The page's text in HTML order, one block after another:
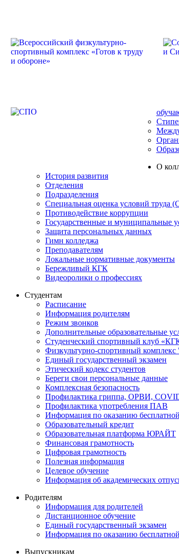
О
История развития
Отделения
Подразделения
Специальная оценка условий труда
Противодействие коррупции
Государственные и муниципальные
Защита персональных данных
Гимн колледжа
Преподавателям
Локальные нормативные документы
Бережливый КГК
Видеоролики о профессиях
Студентам
Расписание
Информация родителям
Режим звонков
Дополнительные образовательные
Студенческий спортивный клуб
Физкультурно-спортивный комплекс
Единый государственный экзамен
Этический кодекс студентов
Береги свои персональные данные
Комплексная безопасность
Профилактика гриппа, ОРВИ,
Профилактика употребления ПАВ
Информация по оказанию
Образовательный кредит
Образовательная платформа ЮРАЙТ
Финансовая грамотность
Цифровая грамотность
Полезная информация
Целевое обучение
Информация об академических
Родителям
Информация для родителей
Дистанционное обучение
Единый государственный экзамен
Информация по оказанию
Выпускникам